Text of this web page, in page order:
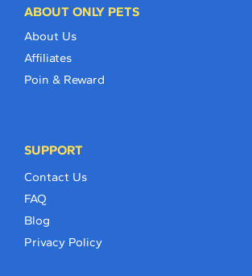
ABOUT ONLY PETS
About Us
Affiliates
Poin & Reward
SUPPORT
Contact Us
FAQ
Blog
Privacy Policy